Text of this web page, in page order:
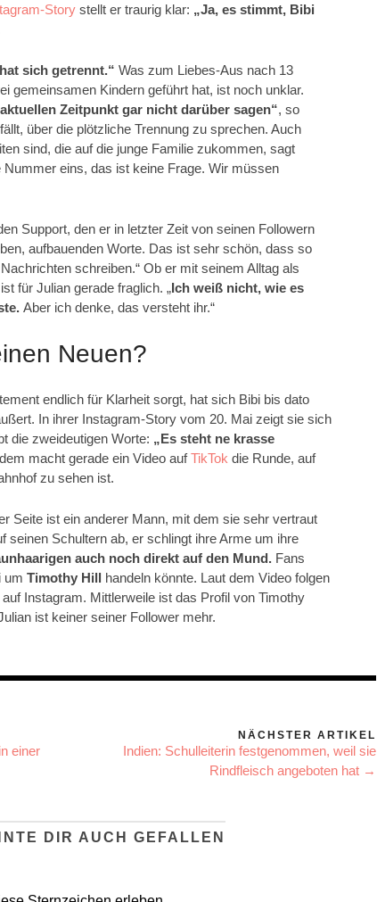
Story stellt er traurig klar: „Ja, es stimmt, Bibi
sich getrennt.“ Was zum Liebes-Aus nach 13
gemeinsamen Kindern geführt hat, ist noch unklar.
Zeitpunkt gar nicht darüber sagen“, so
über die plötzliche Trennung zu sprechen. Auch
sind, die auf die junge Familie zukommen, sagt
Nummer eins, das ist keine Frage. Wir müssen
Support, den er in letzter Zeit von seinen Followern
aufbauenden Worte. Das ist sehr schön, dass so
schreiben.“ Ob er mit seinem Alltag als
für Julian gerade fraglich. „Ich weiß nicht, wie es
Aber ich denke, das versteht ihr.“
Neuen?
endlich für Klarheit sorgt, hat sich Bibi bis dato
In ihrer Instagram-Story vom 20. Mai zeigt sie sich
die zweideutigen Worte: „Es steht ne krasse
macht gerade ein Video aufTikTok die Runde, auf
zu sehen ist.
Seite ist ein anderer Mann, mit dem sie sehr vertraut
seinen Schultern ab, er schlingt ihre Arme um ihre
auch noch direkt auf den Mund. Fans
um Timothy Hill handeln könnte. Laut dem Video folgen
Instagram. Mittlerweile ist das Profil von Timothy
ist keiner seiner Follower mehr.
einer
NÄCHSTER ARTIKEL
Indien: Schulleiterin festgenommen, weil sie
Rindfleisch angeboten hat →
DIR AUCH GEFALLEN